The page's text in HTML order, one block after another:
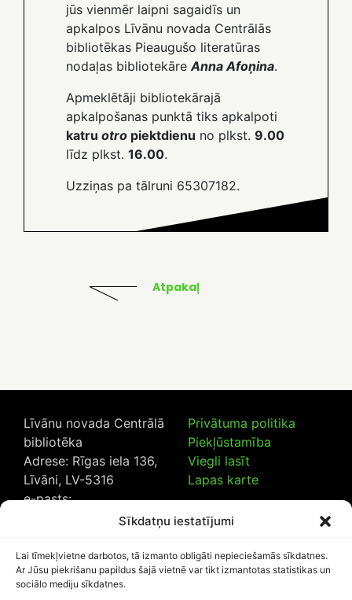
Sīkdatņu iestatījumi
Lai tīmekļvietne darbotos, tā izmanto obligāti nepieciešamās sīkdatnes.
Ar Jūsu piekrišanu papildus šajā vietnē var tikt izmantotas statistikas un
sociālo mediju sīkdatnes.
jūs vienmēr laipni sagaidīs un
apkalpos Līvānu novada Centrālās
bibliotēkas Pieaugušo literatūras
nodaļas bibliotekāreAnna Afoņina.
Apmeklētāji bibliotekārajā
apkalpošanas punktā tiks apkalpoti
katru otro piektdienu no plkst. 9.00
līdz plkst. 16.00.
Uzziņas pa tālruni 65307182.
Atpakaļ
Līvānu novada Centrālā
bibliotēka
Adrese: Rīgas iela 136,
Līvāni, LV-5316
e-pasts:
20230925
Privātuma politika
Piekļūstamība
Viegli lasīt
Lapas karte